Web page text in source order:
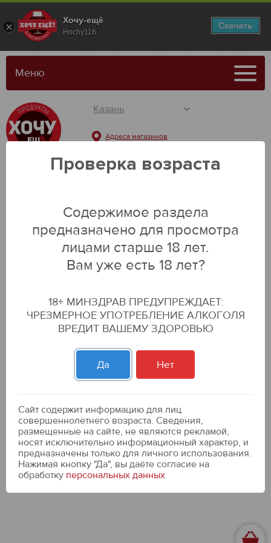
Хочу-ещё
Hochy116
Скачать
Меню
Адреса магазинов
Каталог
Молочная продукция Десертная группа
Фильтры
Сырок "Вятушка" глазированный с
ванилином, флоупак, 16% 30гр.
ДОБАВИТЬ В КОРЗИНУ
Проверка возраста
Содержимое раздела
предназначено для просмотра
лицами старше 18 лет.
Вам уже есть 18 лет?
18+ МИНЗДРАВ ПРЕДУПРЕЖДАЕТ:
ЧРЕЗМЕРНОЕ УПОТРЕБЛЕНИЕ АЛКОГОЛЯ
ВРЕДИТ ВАШЕМУ ЗДОРОВЬЮ
Да Нет
Сайт содержит информацию для лиц
совершеннолетнего возраста. Сведения,
размещенные на сайте, не являются рекламой,
носят исключительно информационный характер, и
предназначены только для личного использования.
Нажимая кнопку "Да", вы даёте cогласие на
обработку персональных данных